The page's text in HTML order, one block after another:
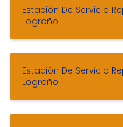
Estación De Servicio
Logroño
Estación De Servicio
Logroño